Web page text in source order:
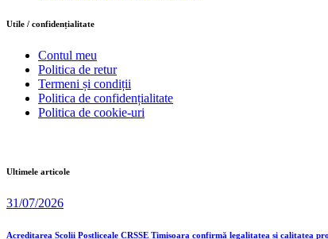
Utile / confidențialitate
Contul meu
Politica de retur
Termeni și condiții
Politica de confidențialitate
Politica de cookie-uri
Ultimele articole
31/07/2026
Acreditarea Școlii Postliceale CRSSE Timișoara confirmă legalitatea și calitatea